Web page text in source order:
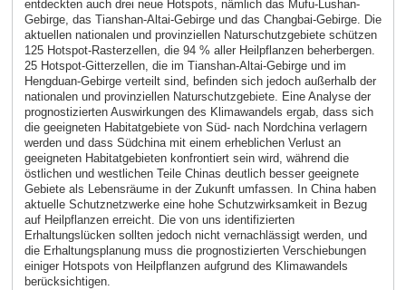
entdeckten auch drei neue Hotspots, nämlich das Mufu-Lushan-
Gebirge, das Tianshan-Altai-Gebirge und das Changbai-Gebirge. Die
aktuellen nationalen und provinziellen Naturschutzgebiete schützen
125 Hotspot-Rasterzellen, die 94 % aller Heilpflanzen beherbergen.
25 Hotspot-Gitterzellen, die im Tianshan-Altai-Gebirge und im
Hengduan-Gebirge verteilt sind, befinden sich jedoch außerhalb der
nationalen und provinziellen Naturschutzgebiete. Eine Analyse der
prognostizierten Auswirkungen des Klimawandels ergab, dass sich
die geeigneten Habitatgebiete von Süd- nach Nordchina verlagern
werden und dass Südchina mit einem erheblichen Verlust an
geeigneten Habitatgebieten konfrontiert sein wird, während die
östlichen und westlichen Teile Chinas deutlich besser geeignete
Gebiete als Lebensräume in der Zukunft umfassen. In China haben
aktuelle Schutznetzwerke eine hohe Schutzwirksamkeit in Bezug
auf Heilpflanzen erreicht. Die von uns identifizierten
Erhaltungslücken sollten jedoch nicht vernachlässigt werden, und
die Erhaltungsplanung muss die prognostizierten Verschiebungen
einiger Hotspots von Heilpflanzen aufgrund des Klimawandels
berücksichtigen.